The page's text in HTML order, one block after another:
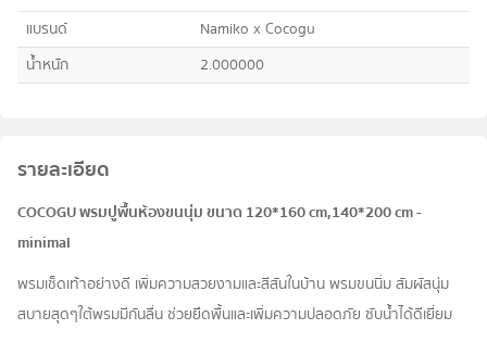
แบรนด์
Namiko x Cocogu
น้ำหนัก
2.000000
รายละเอียด
COCOGU พรมปูพื้นห้องขนนุ่ม ขนาด 120*160 cm,140*200 cm -
minimal
พรมเช็ดเท้าอย่างดี เพิ่มความสวยงามและสีสันในบ้าน พรมขนนิ่ม สัมผัสนุ่ม
สบายสุดๆใต้พรมมีกันลื่น ช่วยยึดพื้นและเพิ่มความปลอดภัย ซับน้ำได้ดีเยี่ยม